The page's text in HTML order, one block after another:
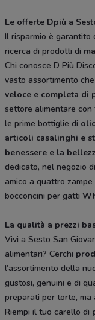
Le offerte Dpiù a
Il risparmio è garantito
ricerca di prodotti di
Chi conosce D Più
vasto assortimento
veloce e completa di
settore alimentare con
le prime bottiglie di
articoli casalinghi e
benessere e la
dedicato, nel negozio
amico a quattro
bocconcini per gatti
La qualità a prezzi
Vivi a Sesto San
alimentari? Cerchi
l’assortimento della
gustosi, genuini e di
preparati per torte,
Riempi il tuo carello di